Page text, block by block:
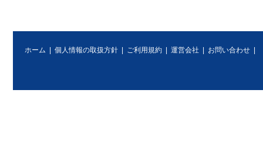
ホーム 個人情報の取扱方針 ご利用規約 運営会社 お問い合わせ